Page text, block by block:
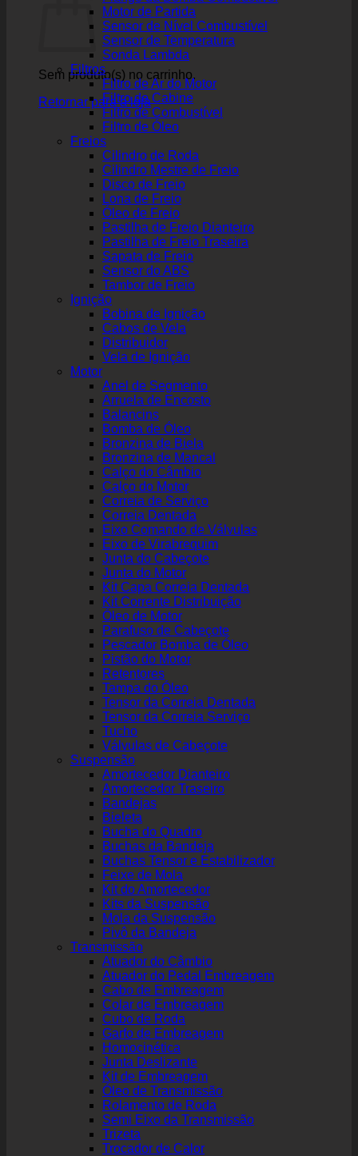
Sem produto(s) no carrinho.
Retornar para a loja
Motor de Partida
Sensor de Nível Combustível
Sensor de Temperatura
Sonda Lambda
Filtros
Filtro de Ar do Motor
Filtro de Cabine
Filtro de Combustível
Filtro de Óleo
Freios
Cilindro de Roda
Cilindro Mestre de Freio
Disco de Freio
Lona de Freio
Óleo de Freio
Pastilha de Freio Dianteiro
Pastilha de Freio Traseira
Sapata de Freio
Sensor do ABS
Tambor de Freio
Ignição
Bobina de Ignição
Cabos de Vela
Distribuidor
Vela de Ignição
Motor
Anel de Segmento
Arruela de Encosto
Balancins
Bomba de Óleo
Bronzina de Biela
Bronzina de Mancal
Calço do Câmbio
Calço do Motor
Correia de Serviço
Correia Dentada
Eixo Comando de Válvulas
Eixo de Virabrequim
Junta do Cabeçote
Junta do Motor
Kit Capa Correia Dentada
Kit Corrente Distribuição
Óleo de Motor
Parafuso de Cabeçote
Pescador Bomba de Óleo
Pistão do Motor
Retentores
Tampa do Óleo
Tensor da Correia Dentada
Tensor da Correia Serviço
Tucho
Válvulas de Cabeçote
Suspensão
Amortecedor Dianteiro
Amortecedor Traseiro
Bandejas
Bieleta
Bucha do Quadro
Buchas da Bandeja
Buchas Tensor e Estabilizador
Feixe de Mola
Kit do Amortecedor
Kits da Suspensão
Mola da Suspensão
Pivô da Bandeja
Transmissão
Atuador do Câmbio
Atuador do Pedal Embreagem
Cabo de Embreagem
Colar de Embreagem
Cubo de Roda
Garfo de Embreagem
Homocinética
Junta Deslizante
Kit de Embreagem
Óleo de Transmissão
Rolamento de Roda
Semi Eixo da Transmissão
Trizeta
Trocador de Calor